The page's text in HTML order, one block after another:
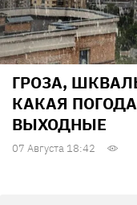
ГРОЗА,
КАКАЯ
ВЫХОДНЫЕ
07 Августа 18:42